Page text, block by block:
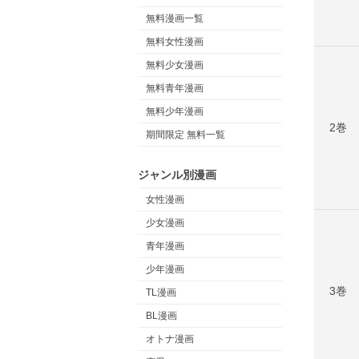
無料漫画一覧
無料女性漫画
無料少女漫画
無料青年漫画
無料少年漫画
期間限定 無料一覧
ジャンル別漫画
女性漫画
少女漫画
青年漫画
少年漫画
TL漫画
BL漫画
オトナ漫画
2巻
3巻